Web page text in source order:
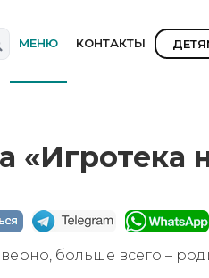
МЕНЮ КОНТАКТЫ
«Игротека
больше всего –